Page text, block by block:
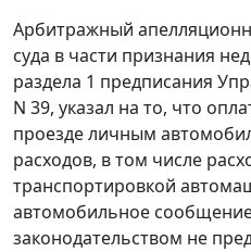
Арбитражный
суда в части признания
раздела 1 предписания
N 39, указал на то, что
проезде личным
расходов, в том числе
транспортировкой
автомобильное сообщение
законодательством не